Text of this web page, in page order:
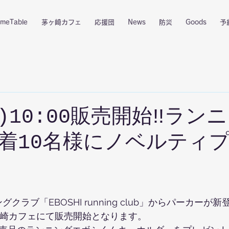
茅ヶ崎カフェ 応援団 News 防災 Goods 予
販売開始‼️ランニ
10名様にノベルティ
クラブ「EBOSHI running club」からパーカーが新登
カフェにて販売開始となります。